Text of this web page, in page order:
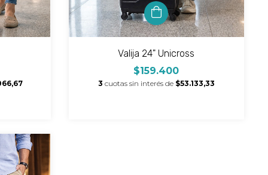
Valija 24" Unicross
$159.400
3 cuotas sin interés de $53.133,33